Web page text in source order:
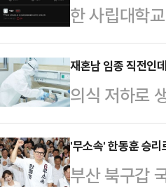
관계망서비
숏폼 영상을
타고 이동하
여성은 "우리
며 "아니 어
한 사립대학
해 소지가 다
다.25일 연합
"우리나라 여
는 폭로글이
발언과 언어
적으로 피해
재혼남 임종 직전인
의식 저하로
이체한 60대
면 20일 수원
에 관한 법률
'무소속' 한동훈 승
부산 북구갑